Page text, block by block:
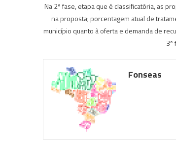
Na 2ª fase, etapa que é classificatória, as
na proposta; porcentagem atual de
município quanto à oferta e demanda de
3ª
Fonseas